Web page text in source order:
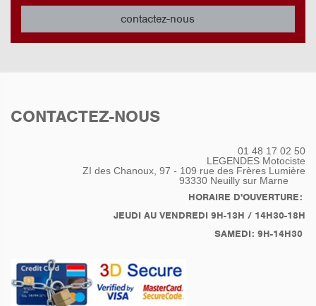
contactez-nous
CONTACTEZ-NOUS
01 48 17 02 50
LEGENDES Motociste
ZI des Chanoux, 97 - 109 rue des Frères Lumière
93330 Neuilly sur Marne
HORAIRE D'OUVERTURE:
JEUDI AU VENDREDI 9H-13H / 14H30-18H
SAMEDI: 9H-14H30